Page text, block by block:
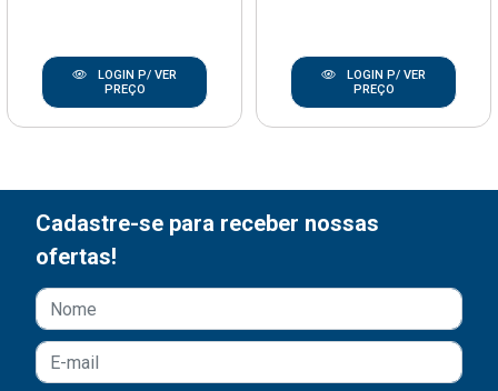
LOGIN P/ VER
PREÇO
LOGIN P/ VER
PREÇO
Cadastre-se para receber nossas
ofertas!